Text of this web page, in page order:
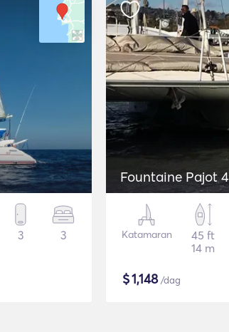
3 3
Fountaine Pajot
Katamaran
45 ft
14 m
$1,148/dag